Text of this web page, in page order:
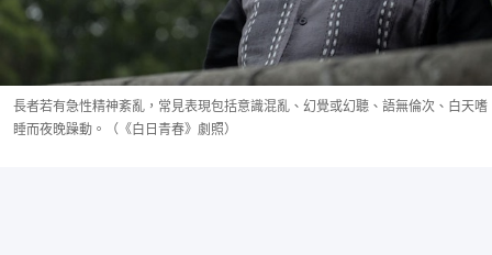
長者若有急性精神紊亂，常見表現包括意識混亂、幻覺或幻聽、語無倫次、白天嗜
睡而夜晚躁動。（《白日青春》劇照）